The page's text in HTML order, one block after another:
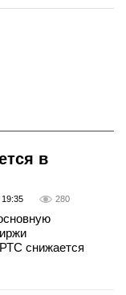
в
280
снижается